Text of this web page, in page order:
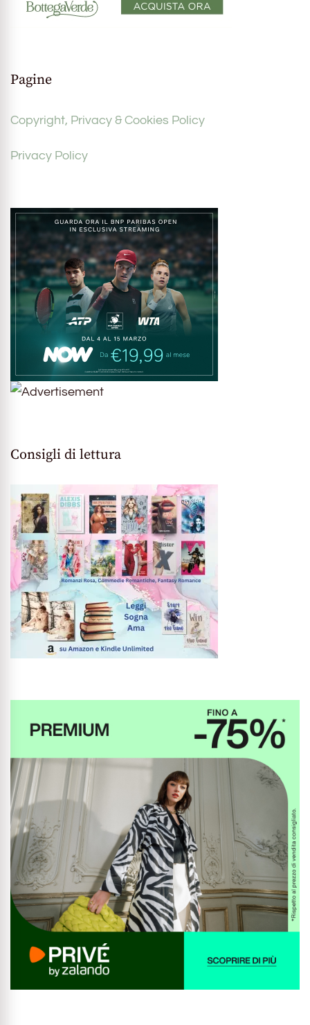
Pagine
Copyright, Privacy & Cookies Policy
Privacy Policy
Consigli di lettura